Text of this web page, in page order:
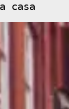
casa